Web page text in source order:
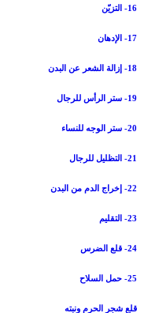
16- التزيّن
17- الإدهان
18- إزالة الشعر عن البدن
19- ستر الرأس للرجال
20- ستر الوجه للنساء
21- التظليل للرجال
22- إخراج الدم من البدن
23- التقليم
24- قلع الضرس
25- حمل السلاح
قلع شجر الحرم ونبته